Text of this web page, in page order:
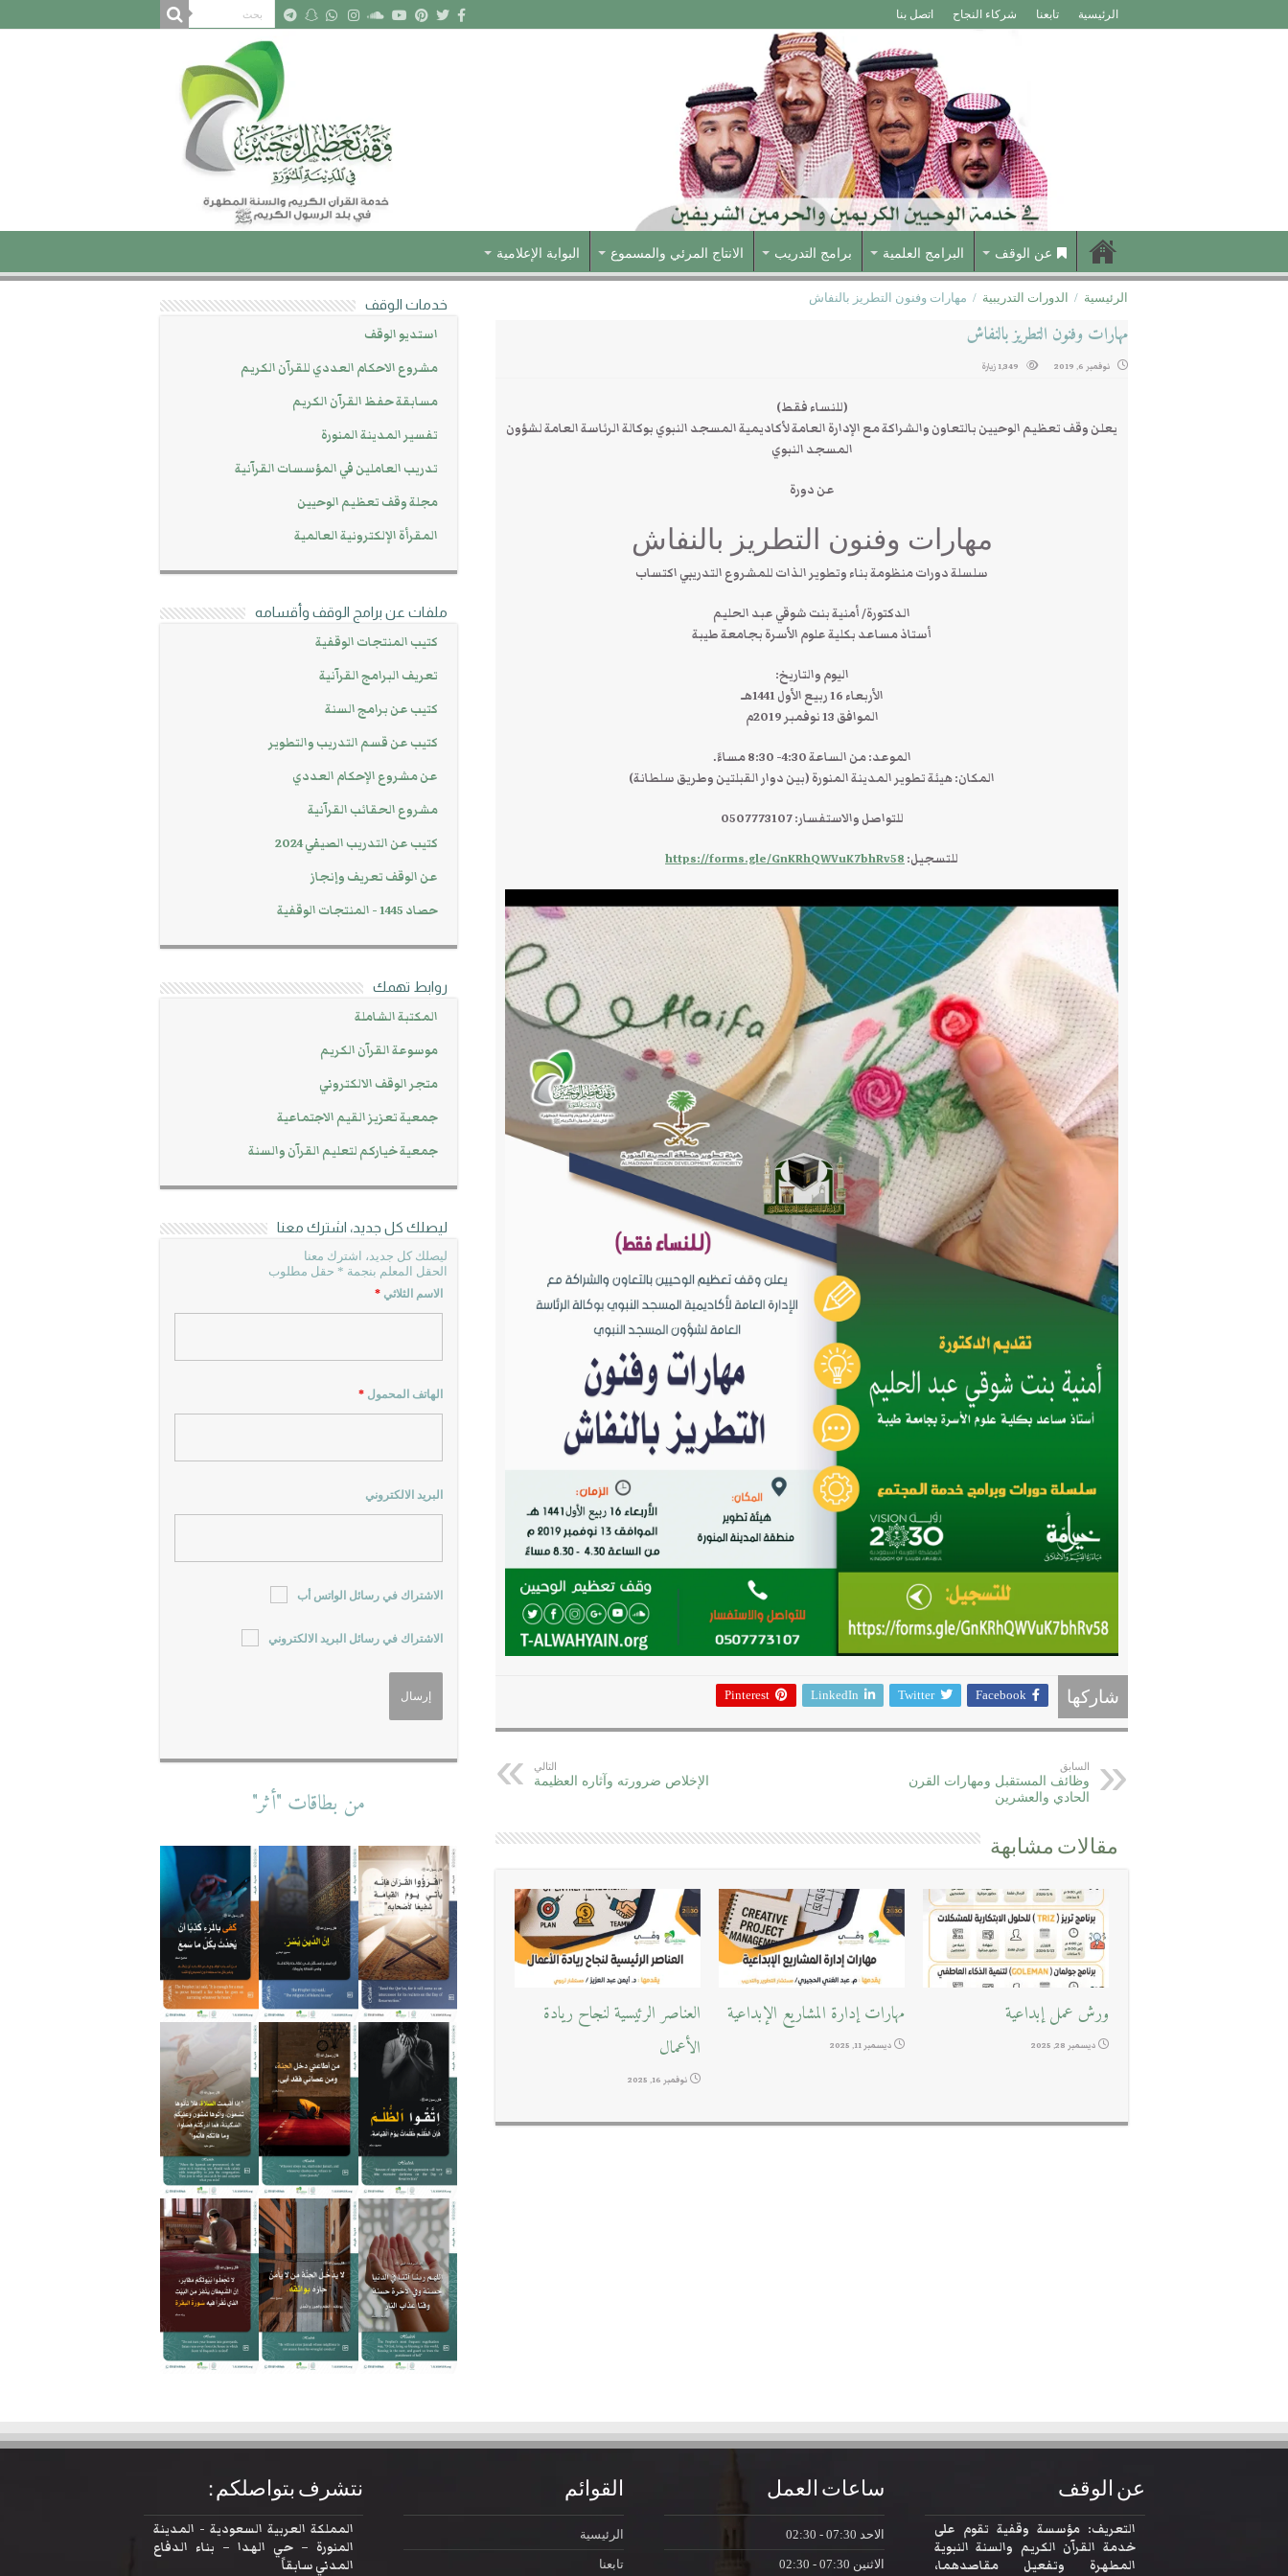
الرئيسية تابعنا شركاء النجاح اتصل بنا
عن الوقف البرامج العلمية برامج التدريب الانتاج المرئي والمسموع البوابة الإعلامية
الرئيسية / الدورات التدريبية / مهارات وفنون التطريز بالنفاش
مهارات وفنون التطريز بالنفاش
نوفمبر 6, 2019 1,349 زيارة
(للنساء فقط)
يعلن وقف تعظيم الوحيين بالتعاون والشراكة مع الإدارة العامة لأكاديمية المسجد النبوي بوكالة الرئاسة العامة لشؤون
المسجد النبوي
عن دورة
مهارات وفنون التطريز بالنفاش
سلسلة دورات منظومة بناء وتطوير الذات للمشروع التدريبي اكتساب
الدكتورة/ أمنية بنت شوقي عبد الحليم
أستاذ مساعد بكلية علوم الأسرة بجامعة طيبة
اليوم والتاريخ:
الأربعاء 16 ربيع الأول 1441هـ
الموافق 13 نوفمبر 2019م
الموعد: من الساعة 4:30- 8:30 مساءً.
المكان: هيئة تطوير المدينة المنورة (بين دوار القبلتين وطريق سلطانة)
للتواصل والاستفسار: 0507773107
للتسجيل:https://forms.gle/GnKRhQWVuK7bhRv58
شاركها Facebook
Twitter
LinkedIn
Pinterest
السابق
وظائف المستقبل ومهارات القرن
الحادي والعشرين
التالي
الإخلاص ضرورته وآثاره العظيمة
مقالات مشابهة
ورش عمل إبداعية
ديسمبر 28, 2025
مهارات إدارة المشاريع الإبداعية
ديسمبر 11, 2025
العناصر الرئيسية لنجاح ريادة
الأعمال
نوفمبر 16, 2025
خدمات الوقف
استديو الوقف
مشروع الاحكام العددي للقرآن الكريم
مسابقة حفظ القرآن الكريم
تفسير المدينة المنورة
تدريب العاملين في المؤسسات القرآنية
مجلة وقف تعظيم الوحيين
المقرأة الإلكترونية العالمية
ملفات عن برامج الوقف وأقسامه
كتيب المنتجات الوقفية
تعريف البرامج القرآنية
كتيب عن برامج السنة
كتيب عن قسم التدريب والتطوير
عن مشروع الإحكام العددي
مشروع الحقائب القرآنية
كتيب عن التدريب الصيفي 2024
عن الوقف تعريف وإنجاز
حصاد 1445 - المنتجات الوقفية
روابط تهمك
المكتبة الشاملة
موسوعة القرآن الكريم
متجر الوقف الالكتروني
جمعية تعزيز القيم الاجتماعية
جمعية خياركم لتعليم القرآن والسنة
ليصلك كل جديد، اشترك معنا
ليصلك كل جديد، اشترك معنا
الحقل المعلم بنجمة * حقل مطلوب
الاسم الثلاثي *
الهاتف المحمول *
البريد الالكتروني
الاشتراك في رسائل الواتس أب
الاشتراك في رسائل البريد الالكتروني
من بطاقات "أثر"
عن الوقف
التعريف: مؤسسة وقفية تقوم على
خدمة القرآن الكريم والسنة النبوية
المطهرة وتفعيل مقاصدهما،
ساعات العمل
الاحد
الاثنين
القوائم
الرئيسية
تابعنا
نتشرف بتواصلكم :
المملكة العربية السعودية - المدينة
المنورة – حي الهدا – بناء الدفاع
المدني سابقاً